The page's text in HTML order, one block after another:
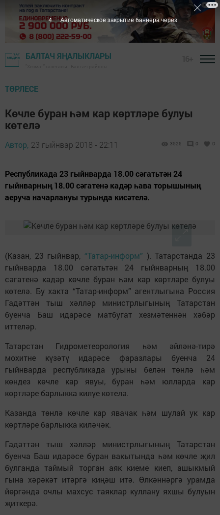
БАЛТАЧ ЯҢАЛЫКЛАРЫ
ТӨРЛЕСЕ
Көчле буран һәм кар көртләре булуы
көтелә
Автор, 23 гыйнвар 2018 - 22:11 3525 0 0
Республикада 23 гыйнварда 18.00 сәгатьтән 24
гыйнварның 18.00 сәгатенә кадәр һава торышының
аеруча начарлануы турында кисәтелә.
(Казан, 23 гыйнвар, “Татар-информ” ). Татарстанда 23
гыйнварда 18.00 сәгатьтән 24 гыйнварның 18.00
сәгатенә кадәр көчле буран һәм кар көртләре булуы
көтелә. Бу хакта “Татар-информ” агентлыгына Россия
Гадәттән тыш хәлләр министрлыгының Татарстан
буенча Баш идарәсе матбугат хезмәтеннән хәбәр
иттеләр.
Татарстан Гидрометеорология һәм әйләнә-тирә
мохитне күзәтү идарәсе фаразлары буенча 24
гыйнварда республикада урыны белән төнлә һәм
көндез көчле кар явуы, буран һәм юлларда кар
көртләре барлыкка килүе көтелә.
Казанда төнлә көчле кар явачак һәм шулай ук кар
көртләре барлыкка киләчәк.
Гадәттән тыш хәлләр министрлыгының Татарстан
буенча Баш идарәсе буран вакытында һәм көчле җил
булганда таймый торган аяк киеме киеп, ашыкмый
гына хәрәкәт итәргә киңәш итә. Өлкәннәргә урамда
йөргәндә очлы махсус таяклар куллану яхшы булуын
җиткерә.
3 Автоматическое закрытие баннера через